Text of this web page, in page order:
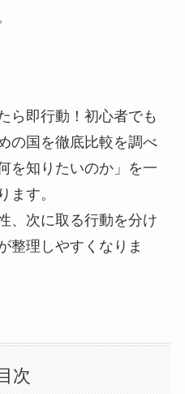
ら即行動！初心者でも
の国を徹底比較を調べ
を知りたいのか」を一
ます。
、次に取る行動を分け
整理しやすくなりま
次